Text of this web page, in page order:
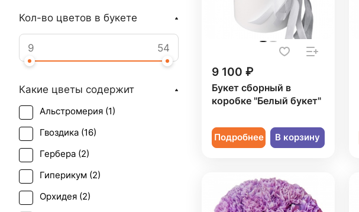
9 100 ₽
Букет сборный в
коробке "Белый букет"
Подробнее В корзину
Кол-во цветов в букете
Какие цветы содержит
Альстромерия (1)
Гвоздика (16)
Гербера (2)
Гиперикум (2)
Орхидея (2)